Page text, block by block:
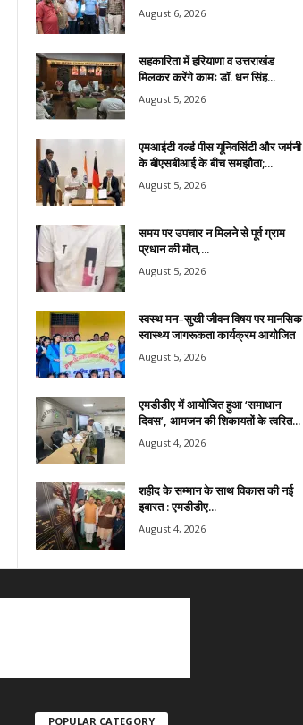
August 6, 2026
सहकारिता में हरियाणा व उत्तराखंड
मिलकर करेंगे कामः डाॅ. धन सिंह...
August 5, 2026
एमआईटी वर्ल्ड पीस यूनिवर्सिटी और जर्मनी
के बीएसबीआई के बीच समझौता;...
August 5, 2026
समय पर उपचार न मिलने से पूर्व ग्राम
प्रधान की मौत,...
August 5, 2026
स्वस्थ मन–सुखी जीवन विषय पर मानसिक
स्वास्थ्य जागरूकता कार्यक्रम आयोजित
August 5, 2026
एमडीडीए में आयोजित हुआ ‘समाधान
दिवस’, आमजन की शिकायतों के त्वरित...
August 4, 2026
शहीद के सम्मान के साथ विकास की नई
इबारत : एमडीडीए...
August 4, 2026
POPULAR CATEGORY